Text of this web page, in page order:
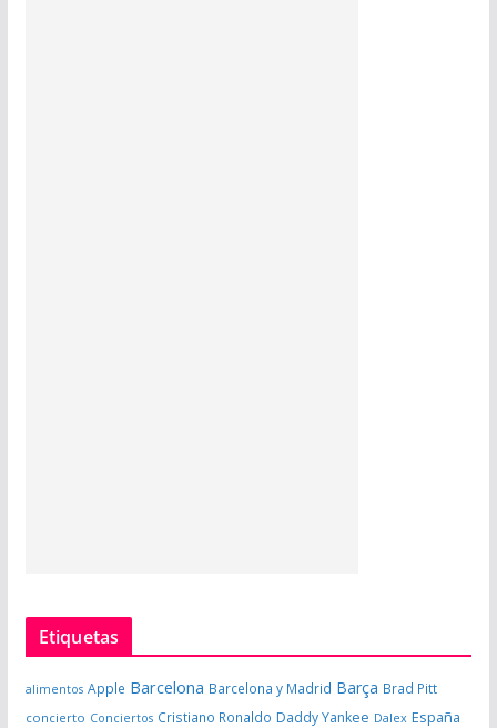
Etiquetas
alimentos Apple Barcelona Barcelona y Madrid Barça Brad Pitt
concierto Conciertos Cristiano Ronaldo Daddy Yankee Dalex España